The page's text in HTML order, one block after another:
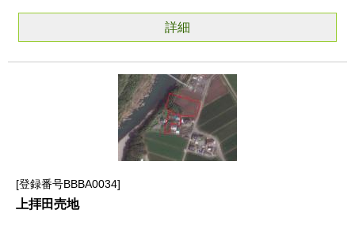
詳細
登録番号BBBA0034
上拝田売地